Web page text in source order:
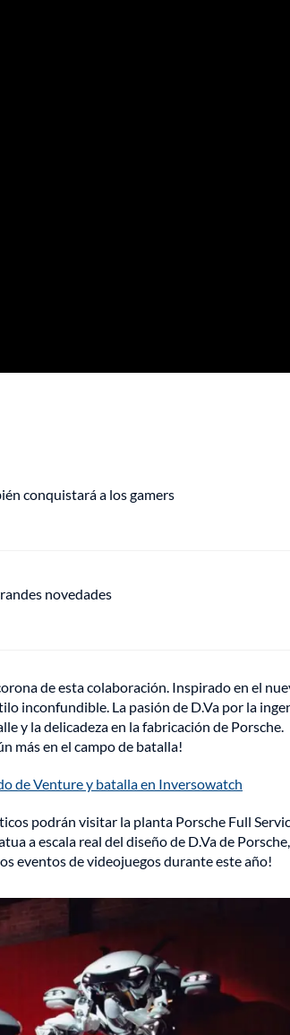
conquistará a los gamers
novedades
de esta colaboración. Inspirado en el
inconfundible. La pasión de D.Va por la
y la delicadeza en la fabricación de Porsche.
más en el campo de batalla!
de Venture y batalla en Inversowatch
podrán visitar la planta Porsche Full
a escala real del diseño de D.Va de Porsche,
eventos de videojuegos durante este año!